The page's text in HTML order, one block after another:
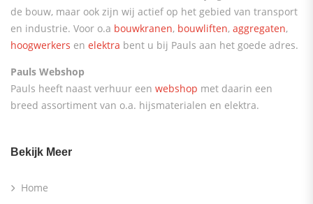
de bouw, maar ook zijn wij actief op het gebied van transport
en industrie. Voor o.a bouwkranen, bouwliften, aggregaten,
hoogwerkers en elektra bent u bij Pauls aan het goede adres.
Pauls Webshop
Pauls heeft naast verhuur een webshop met daarin een
breed assortiment van o.a. hijsmaterialen en elektra.
Bekijk Meer
Home